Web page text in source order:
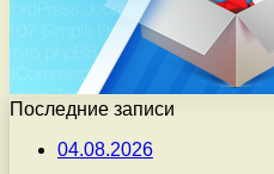
Последние записи
04.08.2026